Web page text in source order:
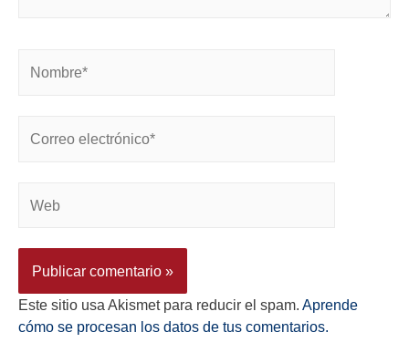
Este sitio usa Akismet para reducir el spam. Aprende
cómo se procesan los datos de tus comentarios.